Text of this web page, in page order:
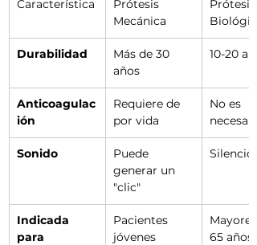
Característica
Prótesis
Mecánica
Prótesis
Biológica
Durabilidad
Más de 30
años
10-20
Anticoagulac
ión
Requiere de
por vida
No es
necesaria
Sonido
Puede
generar un
"clic"
Indicada
para
Pacientes
jóvenes
Mayores
65 años